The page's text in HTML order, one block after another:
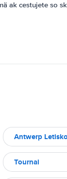
ak cestujete so
Antwerp Letisko
Tournai